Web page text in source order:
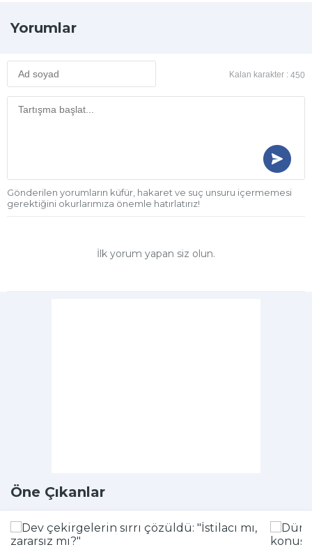
Yorumlar
Kalan karakter : 450
Gönderilen yorumların küfür, hakaret ve suç unsuru içermemesi
gerektiğini okurlarımıza önemle hatırlatırız!
İlk yorum yapan siz olun.
Öne Çıkanlar